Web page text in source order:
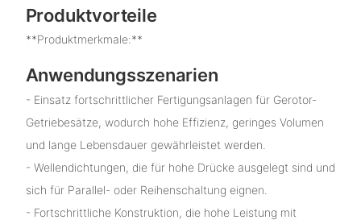
Produktvorteile
**Produktmerkmale:**
Anwendungsszenarien
- Einsatz fortschrittlicher Fertigungsanlagen für Gerotor-
Getriebesätze, wodurch hohe Effizienz, geringes Volumen
und lange Lebensdauer gewährleistet werden.
- Wellendichtungen, die für hohe Drücke ausgelegt sind und
sich für Parallel- oder Reihenschaltung eignen.
- Fortschrittliche Konstruktion, die hohe Leistung mit